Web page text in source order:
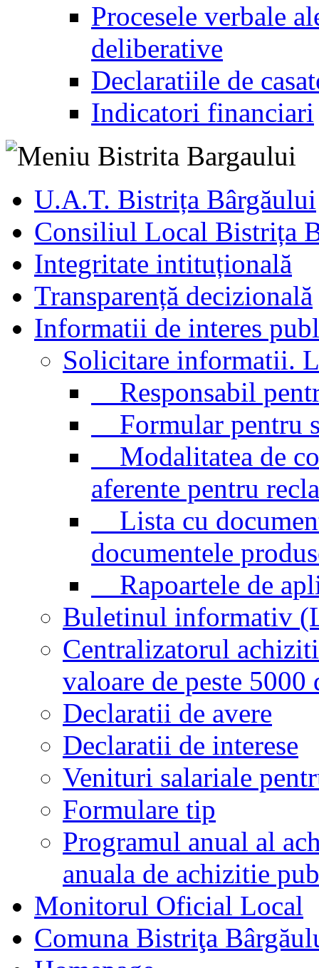
Procesele verbale
deliberative
Declaratiile de
Indicatori financiari
U.A.T. Bistrița Bârgăului
Consiliul Local Bistrița
Integritate intituțională
Transparență decizională
Informatii de interes
Solicitare informatii.
Responsabil
Formular pentru
Modalitatea de
aferente pentru
Lista cu
documentele
Rapoartele de
Buletinul informativ
Centralizatorul
valoare de peste
Declaratii de avere
Declaratii de interese
Venituri salariale
Formulare tip
Programul anual al
anuala de achizitie
Monitorul Oficial Local
Comuna Bistriţa